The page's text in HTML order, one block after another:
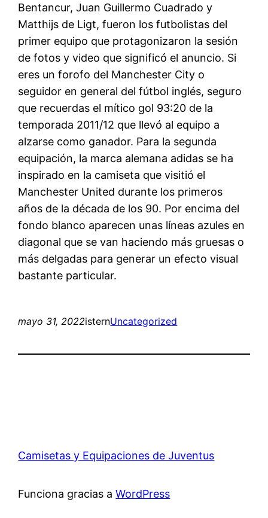
Bentancur, Juan Guillermo Cuadrado y
Matthijs de Ligt, fueron los futbolistas del
primer equipo que protagonizaron la sesión
de fotos y video que significó el anuncio. Si
eres un forofo del Manchester City o
seguidor en general del fútbol inglés, seguro
que recuerdas el mítico gol 93:20 de la
temporada 2011/12 que llevó al equipo a
alzarse como ganador. Para la segunda
equipación, la marca alemana adidas se ha
inspirado en la camiseta que visitió el
Manchester United durante los primeros
años de la década de los 90. Por encima del
fondo blanco aparecen unas líneas azules en
diagonal que se van haciendo más gruesas o
más delgadas para generar un efecto visual
bastante particular.
mayo 31, 2022isternUncategorized
Camisetas y Equipaciones de Juventus
Funciona gracias aWordPress